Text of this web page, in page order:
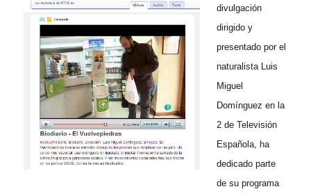
divulgación
dirigido y
presentado por el
naturalista Luis
Miguel
Domínguez en la
2 de Televisión
Española, ha
dedicado parte
de su programa